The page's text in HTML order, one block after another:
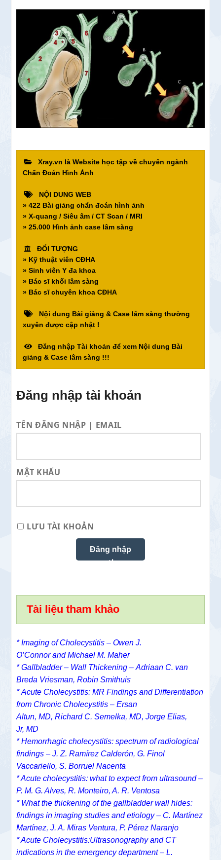
Xray.vn là Website học tập về chuyên ngành
Chẩn Đoán Hình Ảnh
NỘI DUNG WEB
» 422 Bài giảng chẩn đoán hình ảnh
» X-quang / Siêu âm / CT Scan / MRI
» 25.000 Hình ảnh case lâm sàng
ĐỐI TƯỢNG
» Kỹ thuật viên CĐHA
» Sinh viên Y đa khoa
» Bác sĩ khối lâm sàng
» Bác sĩ chuyên khoa CĐHA
Nội dung Bài giảng & Case lâm sàng thường
xuyên được cập nhật !
Đăng nhập Tài khoản để xem Nội dung Bài
giảng & Case lâm sàng !!!
Đăng nhập tài khoản
TÊN ĐĂNG NHẬP | EMAIL
MẬT KHẨU
LƯU TÀI KHOẢN
Tài liệu tham khảo
*Imaging of Cholecystitis –Owen J.
O’ConnorandMichael M. Maher
*Gallbladder – Wall Thickening – Adriaan C. van
Breda Vriesman, Robin Smithuis
* Acute Cholecystitis: MR Findings and Differentiation
from Chronic Cholecystitis –Ersan
Altun, MD,Richard C. Semelka, MD,Jorge Elias,
Jr, MD
* Hemorrhagic cholecystitis: spectrum of radiological
findings – J. Z. Ramírez Calderón, G. Finol
Vaccariello, S. Borruel Nacenta
* Acute cholecystitis: what to expect from ultrasound –
P. M. G. Alves, R. Monteiro, A. R. Ventosa
* What the thickening of the gallbladder wall hides:
findings in imaging studies and etiology – C. Martínez
Martínez, J. A. Miras Ventura, P. Pérez Naranjo
* Acute Cholecystitis:Ultrasonography and CT
indications in the emergency department – L.